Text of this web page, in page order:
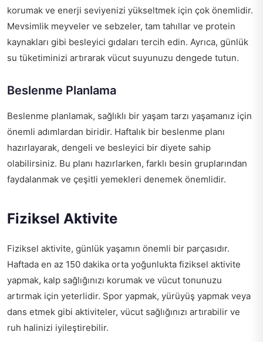
korumak ve enerji seviyenizi yükseltmek için çok önemlidir.
Mevsimlik meyveler ve sebzeler, tam tahıllar ve protein
kaynakları gibi besleyici gıdaları tercih edin. Ayrıca, günlük
su tüketiminizi artırarak vücut suyunuzu dengede tutun.
Beslenme Planlama
Beslenme planlamak, sağlıklı bir yaşam tarzı yaşamanız için
önemli adımlardan biridir. Haftalık bir beslenme planı
hazırlayarak, dengeli ve besleyici bir diyete sahip
olabilirsiniz. Bu planı hazırlarken, farklı besin gruplarından
faydalanmak ve çeşitli yemekleri denemek önemlidir.
Fiziksel Aktivite
Fiziksel aktivite, günlük yaşamın önemli bir parçasıdır.
Haftada en az 150 dakika orta yoğunlukta fiziksel aktivite
yapmak, kalp sağlığınızı korumak ve vücut tonunuzu
artırmak için yeterlidir. Spor yapmak, yürüyüş yapmak veya
dans etmek gibi aktiviteler, vücut sağlığınızı artırabilir ve
ruh halinizi iyileştirebilir.